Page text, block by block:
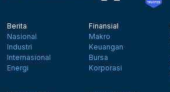
Berita
Nasional
Industri
Internasional
Energi
Finansial
Makro
Keuangan
Bursa
Korporasi